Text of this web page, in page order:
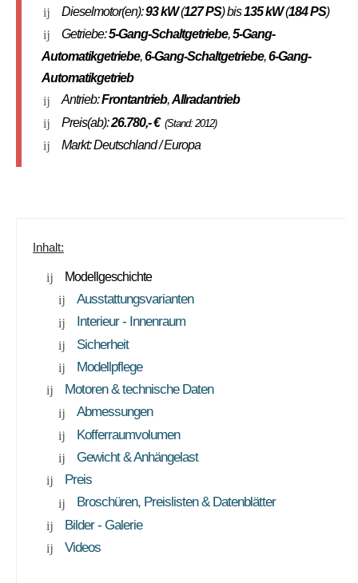
Dieselmotor(en):93 kW(127 PS) bis135 kW(184 PS)
Getriebe:5-Gang-Schaltgetriebe,5-Gang-
Automatikgetriebe,6-Gang-Schaltgetriebe,6-Gang-
Automatikgetrieb
Antrieb:Frontantrieb,Allradantrieb
Preis(ab):26.780,- € (Stand: 2012)
Markt: Deutschland / Europa
Inhalt:
Modellgeschichte
Ausstattungsvarianten
Interieur - Innenraum
Sicherheit
Modellpflege
Motoren & technische Daten
Abmessungen
Kofferraumvolumen
Gewicht & Anhängelast
Preis
Broschüren, Preislisten & Datenblätter
Bilder - Galerie
Videos